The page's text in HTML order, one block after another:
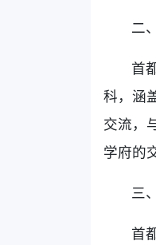
二
首
科，涵
交流，
学府的
三
首